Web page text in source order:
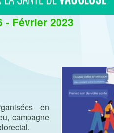
- Février 2023
en
campagne